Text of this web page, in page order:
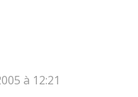
à 12:21